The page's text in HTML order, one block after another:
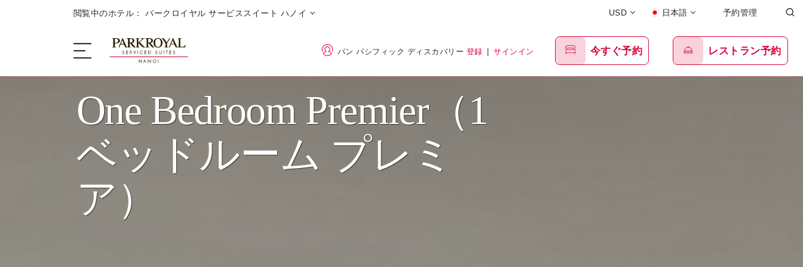
閲覧中のホテル： パークロイヤル サービススイート ハノイ USD 日本語 予約管理
パン パシフィック ディスカバリー 登録 | サインイン 今すぐ予約 レストラン予約
ザ・サービススイート
美食の楽しみ
One Bedroom Premier（1
ベッドルーム プレミ
ア）